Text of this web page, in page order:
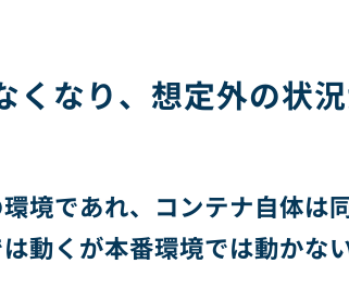
なり、 想定外の状
境であれ、コンテナ自体は
動くが本番環境では動かな